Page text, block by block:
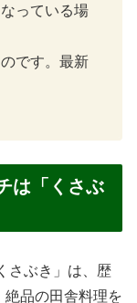
っている場
です。最新
は「くさぶ
さぶき」は、歴
絶品の田舎料理を